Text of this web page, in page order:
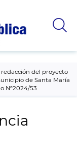
redacción del proyecto
de Santa María
Nº2024/53